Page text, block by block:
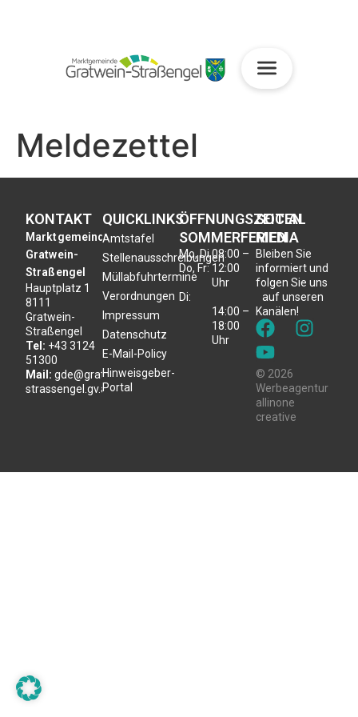
Meldezettel
KONTAKT
Marktgemeinde
Gratwein-
Straßengel
Hauptplatz 1
8111
Gratwein-
Straßengel
Tel: +43 3124
51300
Mail: gde@gratwein-
strassengel.gv.at
QUICKLINKS
Amtstafel
Stellenausschreibungen
Müllabfuhrtermine
Verordnungen
Impressum
Datenschutz
E-Mail-Policy
Hinweisgeber-
Portal
ÖFFNUNGSZEITEN
SOMMERFERIEN
Mo, Di,
Do, Fr:
Di:
08:00 –
12:00
Uhr
14:00 –
18:00
Uhr
SOCIAL
MEDIA
Bleiben Sie
informiert und
folgen Sie uns
auf unseren
Kanälen!
© 2026
Werbeagentur
allinone
creative